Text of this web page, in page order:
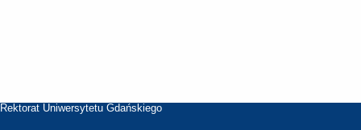
Rektorat Uniwersytetu Gdańskiego